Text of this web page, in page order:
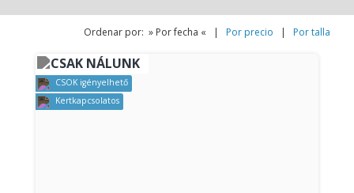
Ordenar por: » Por fecha « | Por precio | Por talla
CSAK NÁLUNK
CSOK igényelhető
Kertkapcsolatos